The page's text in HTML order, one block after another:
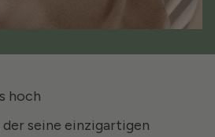
hoch
seine einzigartigen